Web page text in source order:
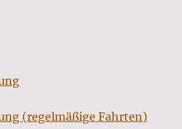
(regelmäßige Fahrten)